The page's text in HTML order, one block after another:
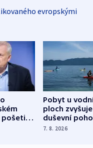
evropskými
Pobyt u
ploch zvyšuje
duševní
ukázala
7. 8. 2026